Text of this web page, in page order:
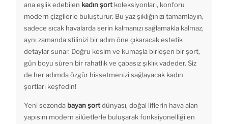
ana eşlik edebilen kadın şort koleksiyonları, konforu
modern çizgilerle buluşturur. Bu yaz şıklığınızı tamamlayın,
sadece sıcak havalarda serin kalmanızı sağlamakla kalmaz,
aynı zamanda stilinizi bir adım öne çıkaracak estetik
detaylar sunar. Doğru kesim ve kumaşla birleşen bir şort,
gün boyu süren bir rahatlık ve çabasız şıklık vadeder. Siz
de her adımda özgür hissetmenizi sağlayacak kadın
şortları keşfedin!
Yeni sezonda bayan şortdünyası, doğal liflerin hava alan
yapısını modern silüetlerle buluşarak fonksiyonelliği en